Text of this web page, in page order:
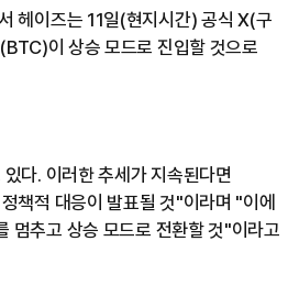
헤이즈는 11일(현지시간) 공식 X(구
이 상승 모드로 진입할 것으로
다. 이러한 추세가 지속된다면
책적 대응이 발표될 것"이라며 "이에
멈추고 상승 모드로 전환할 것"이라고